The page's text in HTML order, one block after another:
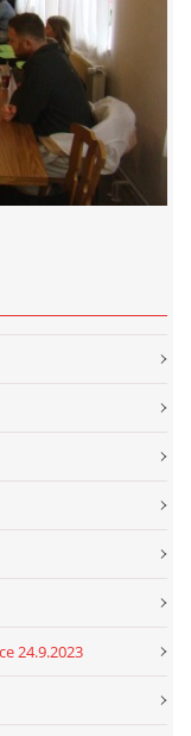
| Nahoru ↑
24.9.2023